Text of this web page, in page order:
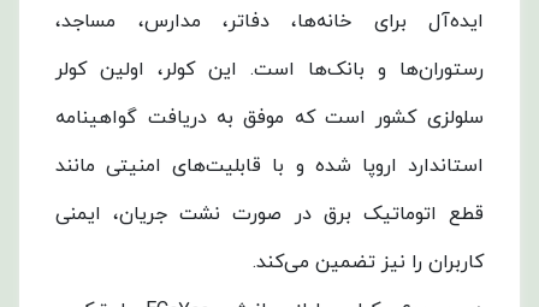
اسب
بخار،
قادر
است
فضاهای
بزرگ
ایده‌آل برای خانه‌ها، دفاتر، مدارس، مساجد،
رستوران‌ها و بانک‌ها است. این کولر، اولین کولر
سلولزی کشور است که موفق به دریافت گواهینامه
استاندارد اروپا شده و با قابلیت‌های امنیتی مانند
قطع اتوماتیک برق در صورت نشت جریان، ایمنی
کاربران را نیز تضمین می‌کند.